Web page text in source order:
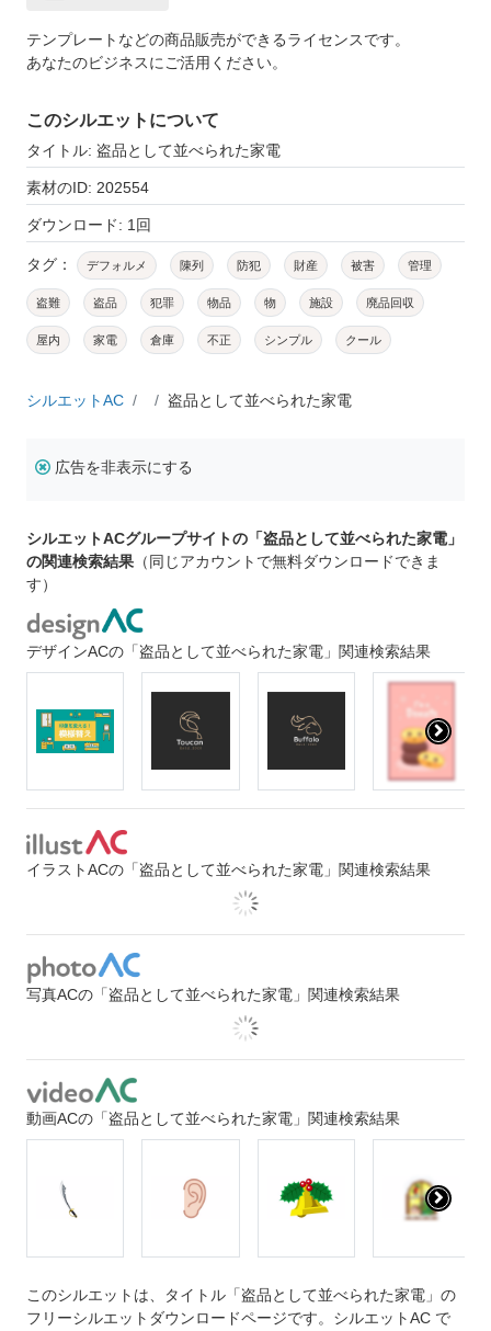
テンプレートなどの商品販売ができるライセンスです。
あなたのビジネスにご活用ください。
このシルエットについて
タイトル: 盗品として並べられた家電
素材のID: 202554
ダウンロード: 1回
タグ： デフォルメ 陳列 防犯 財産 被害 管理
盗難 盗品 犯罪 物品 物 施設 廃品回収
屋内 家電 倉庫 不正 シンプル クール
シルエットAC 盗品として並べられた家電
広告を非表示にする
シルエットACグループサイトの「盗品として並べられた家電」
の関連検索結果 （同じアカウントで無料ダウンロードできま
す）
デザインACの「盗品として並べられた家電」関連検索結果
イラストACの「盗品として並べられた家電」関連検索結果
写真ACの「盗品として並べられた家電」関連検索結果
動画ACの「盗品として並べられた家電」関連検索結果
このシルエットは、タイトル「盗品として並べられた家電」の
フリーシルエットダウンロードページです。シルエットAC で